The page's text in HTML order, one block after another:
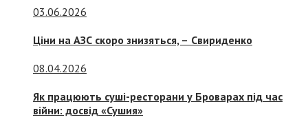
03.06.2026
Ціни на АЗС скоро знизяться, – Свириденко
08.04.2026
Як працюють суші-ресторани у Броварах під час
війни: досвід «Сушия»